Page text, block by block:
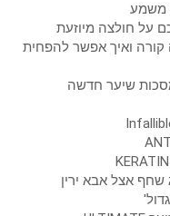
משמע
קורה ואיך אפשר להפחית
שיער חדשה
אצל אבא ירין